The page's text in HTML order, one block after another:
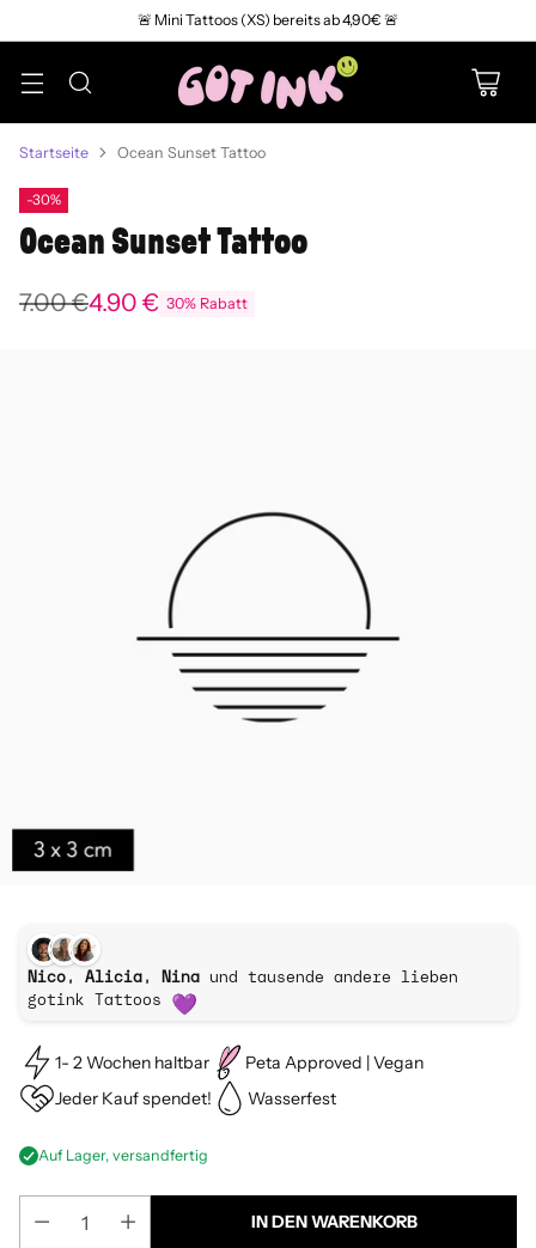
🚨 Mini Tattoos (XS) bereits ab 4,90€ 🚨
Startseite Ocean Sunset Tattoo
-30%
Ocean Sunset Tattoo
Normaler
7.00 €4.90 € 30% Rabatt
Nico, Alicia, Nina und tausende andere lieben
gotink Tattoos
1- 2 Wochen haltbar
Peta Approved | Vegan
Jeder Kauf spendet!
Wasserfest
Auf Lager, versandfertig
IN DEN WARENKORB